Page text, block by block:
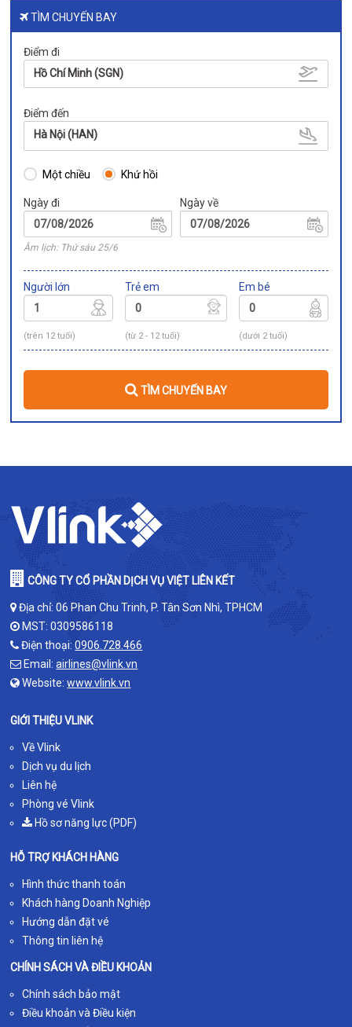
TÌM CHUYẾN BAY
Điểm đi
Hồ Chí Minh (SGN)
Điểm đến
Hà Nội (HAN)
Một chiều Khứ hồi
Ngày đi
Âm lịch: Thứ sáu 25/6
Ngày về
Người lớn
(trên 12 tuổi)
Trẻ em
(từ 2 - 12 tuổi)
Em bé
(dưới 2 tuổi)
TÌM CHUYẾN BAY
CÔNG TY CỔ PHẦN DỊCH VỤ VIỆT LIÊN KẾT
Địa chỉ: 06 Phan Chu Trinh, P. Tân Sơn Nhì, TPHCM
MST: 0309586118
Điện thoại:0906.728.466
Email:airlines@vlink.vn
Website:www.vlink.vn
GIỚI THIỆU VLINK
Về Vlink
Dịch vụ du lịch
Liên hệ
Phòng vé Vlink
Hồ sơ năng lực (PDF)
HỖ TRỢ KHÁCH HÀNG
Hình thức thanh toán
Khách hàng Doanh Nghiệp
Hướng dẫn đặt vé
Thông tin liên hệ
CHÍNH SÁCH VÀ ĐIỀU KHOẢN
Chính sách bảo mật
Điều khoản và Điều kiện